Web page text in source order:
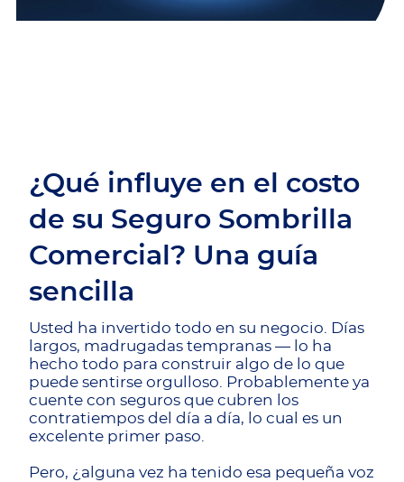
¿Qué influye en el costo
de su Seguro Sombrilla
Comercial? Una guía
sencilla
Usted ha invertido todo en su negocio. Días
largos, madrugadas tempranas — lo ha
hecho todo para construir algo de lo que
puede sentirse orgulloso. Probablemente ya
cuente con seguros que cubren los
contratiempos del día a día, lo cual es un
excelente primer paso.
Pero, ¿alguna vez ha tenido esa pequeña voz